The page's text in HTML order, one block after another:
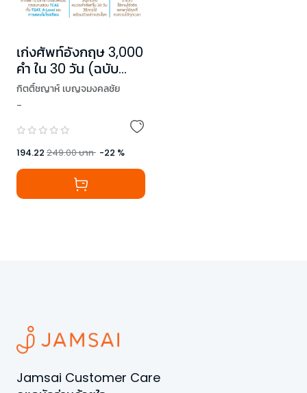
เก่งศัพท์อังกฤษ 3,000
คำ ใน 30 วัน (ฉบับ
ปรับปรุง)
กิตติ์ชญาห์ เบญจมงคลชัย
-
194.22 249.00บาท -22 %
Jamsai Customer Care